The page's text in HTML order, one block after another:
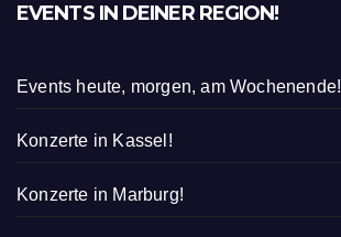
EVENTS IN DEINER REGION!
Events heute, morgen, am Wochenende!
Konzerte in Kassel!
Konzerte in Marburg!